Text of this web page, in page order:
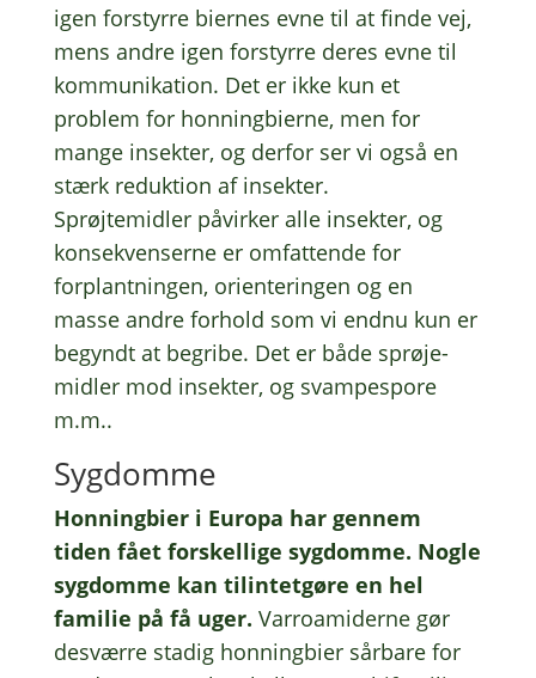
igen forstyr­re bier­nes evne til at finde vej,
mens andre igen forstyr­re deres evne til
kommu­ni­ka­tion. Det er ikke kun et
problem for honning­bi­er­ne, men for
mange insek­ter, og derfor ser vi også en
stærk reduk­tion af insek­ter.
Sprøjte­mid­ler påvir­ker alle insek­ter, og
konse­kven­ser­ne er omfat­ten­de for
forplant­nin­gen, orien­te­rin­gen og en
masse andre forhold som vi endnu kun er
begyndt at begri­be. Det er både sprø­je­
mid­ler mod insek­ter, og svam­pe­spo­re
m.m..
Sygdom­me
Honning­bi­er i Europa har gennem
tiden fået forskel­li­ge sygdom­me. Nogle
sygdom­me kan tilin­tet­gø­re en hel
fami­lie på få uger. Varro­a­mi­der­ne gør
desvær­re stadig honning­bi­er sårba­re for